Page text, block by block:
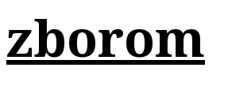
zborom